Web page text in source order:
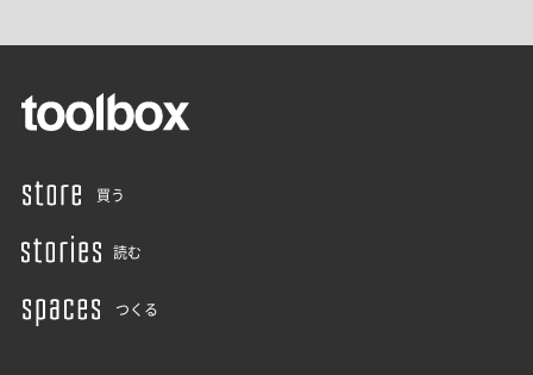
買う
読む
つくる